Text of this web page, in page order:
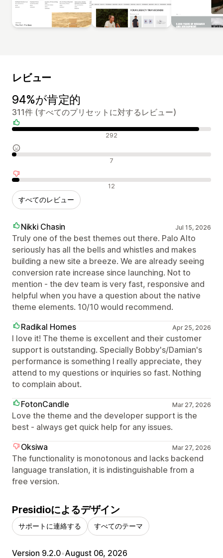
レビュー
94%が肯定的
311件 (すべてのプリセットに対するレビュー)
肯定的なレビュー 292
中間的なレビュー 7
否定的なレビュー 12
すべてのレビュー
Nikki Chasin Jul 15, 2026
Truly one of the best themes out there. Palo Alto
seriously has all the bells and whistles and makes
building a new site a breeze. We are already seeing
conversion rate increase since launching. Not to
mention - the dev team is very fast, responsive and
helpful when you have a question about the native
theme elements. 10/10 would recommend.
Radikal Homes
Apr 25, 2026
I love it! The theme is excellent and their customer
support is outstanding. Specially Bobby's/Damian's
performance is something I really appreciate, they
attend to my questions or inquiries so fast. Nothing
to complain about.
FotonCandle
Mar 27, 2026
Love the theme and the developer support is the
best - always get quick help for any issues.
Oksiwa
Mar 27, 2026
The functionality is monotonous and lacks backend
language translation, it is indistinguishable from a
free version.
Presidioによるデザイン
サポートに連絡する すべてのテーマ
Version 9.2.0•August 06, 2026